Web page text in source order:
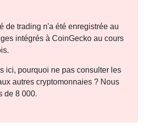
de trading n'a été enregistrée au
intégrés à CoinGecko au cours
ici, pourquoi ne pas consulter les
autres cryptomonnaies ? Nous
de 8 000.